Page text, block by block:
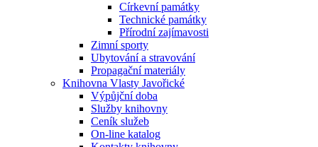
Církevní památky
Technické památky
Přírodní zajímavosti
Zimní sporty
Ubytování a stravování
Propagační materiály
Knihovna Vlasty Javořické
Výpůjční doba
Služby knihovny
Ceník služeb
On-line katalog